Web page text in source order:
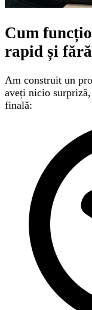
Cum
rapid și
Am construit un
aveți nicio
finală: